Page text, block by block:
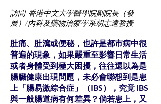
訪問 香港中文大學醫學院副院長（發
展）/內科及藥物治療學系胡志遠教授
肚痛、肚瀉或便秘，也許是都市病中很
普遍的現象，如果嚴重至影響日常生活
或者身體受到極大困擾，往往還以為是
腸臟健康出現問題，未必會聯想到是患
上「腸易激綜合症」（IBS），究竟 IBS
與一般腸道病有何差異？倘若患上，又